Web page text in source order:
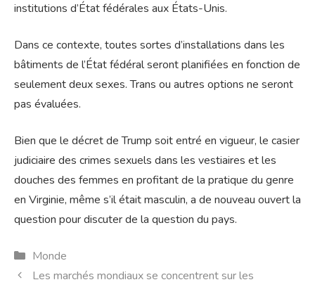
institutions d’État fédérales aux États-Unis.
Dans ce contexte, toutes sortes d’installations dans les
bâtiments de l’État fédéral seront planifiées en fonction de
seulement deux sexes. Trans ou autres options ne seront
pas évaluées.
Bien que le décret de Trump soit entré en vigueur, le casier
judiciaire des crimes sexuels dans les vestiaires et les
douches des femmes en profitant de la pratique du genre
en Virginie, même s’il était masculin, a de nouveau ouvert la
question pour discuter de la question du pays.
Catégories
Monde
Les marchés mondiaux se concentrent sur les